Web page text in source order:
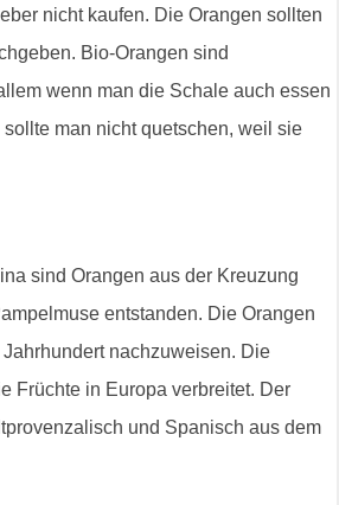
nicht kaufen. Die Orangen sollten
Bio-Orangen sind
wenn man die Schale auch essen
man nicht quetschen, weil sie
sind Orangen aus der Kreuzung
entstanden. Die Orangen
nachzuweisen. Die
Früchte in Europa verbreitet. Der
und Spanisch aus dem